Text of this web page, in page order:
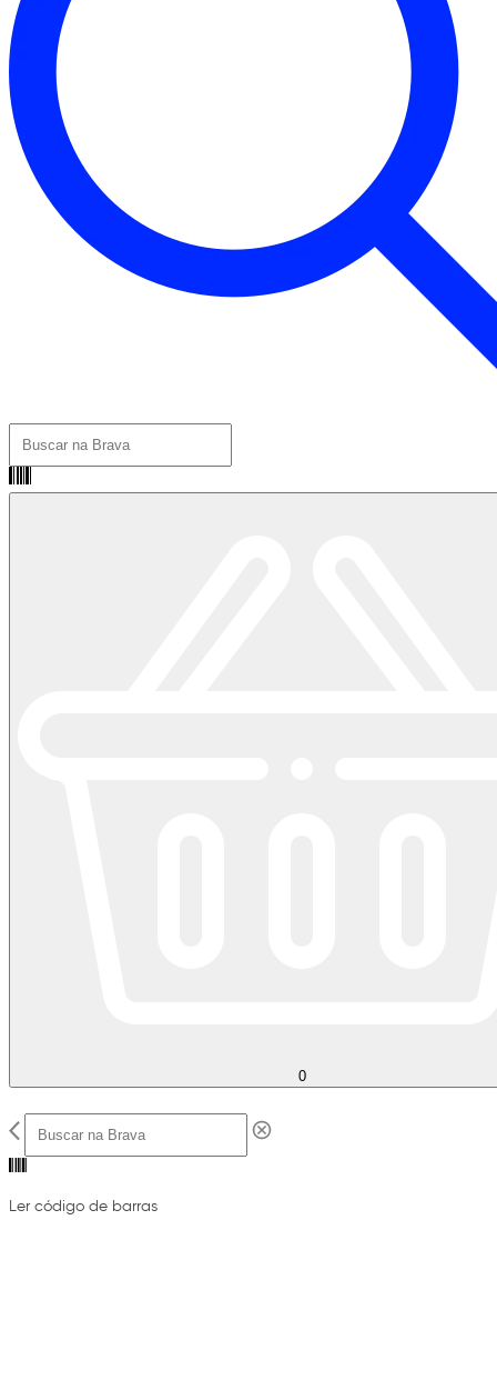
0
Ler código de barras